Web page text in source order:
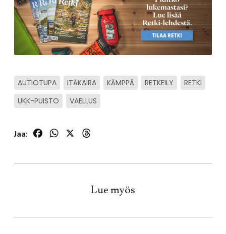
AUTIOTUPA ITÄKAIRA KÄMPPÄ RETKEILY
RETKI
UKK-PUISTO
VAELLUS
Jaa: FacebookWhatsApp
Lue myös